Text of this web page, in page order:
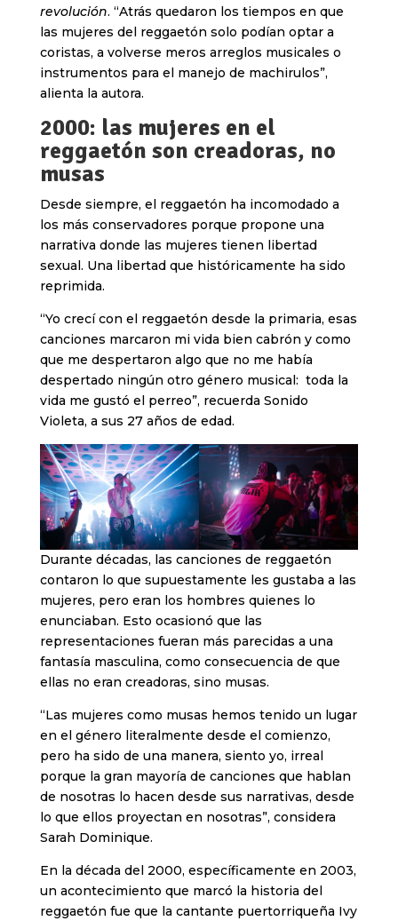
revolución. “Atrás quedaron los tiempos en que
las mujeres del reggaetón solo podían optar a
coristas, a volverse meros arreglos musicales o
instrumentos para el manejo de machirulos”,
alienta la autora.
2000: las mujeres en el
reggaetón son creadoras, no
musas
Desde siempre, el reggaetón ha incomodado a
los más conservadores porque propone una
narrativa donde las mujeres tienen libertad
sexual. Una libertad que históricamente ha sido
reprimida.
“Yo crecí con el reggaetón desde la primaria, esas
canciones marcaron mi vida bien cabrón y como
que me despertaron algo que no me había
despertado ningún otro género musical: toda la
vida me gustó el perreo”, recuerda Sonido
Violeta, a sus 27 años de edad.
Durante décadas, las canciones de reggaetón
contaron lo que supuestamente les gustaba a las
mujeres, pero eran los hombres quienes lo
enunciaban. Esto ocasionó que las
representaciones fueran más parecidas a una
fantasía masculina, como consecuencia de que
ellas no eran creadoras, sino musas.
“Las mujeres como musas hemos tenido un lugar
en el género literalmente desde el comienzo,
pero ha sido de una manera, siento yo, irreal
porque la gran mayoría de canciones que hablan
de nosotras lo hacen desde sus narrativas, desde
lo que ellos proyectan en nosotras”, considera
Sarah Dominique.
En la década del 2000, específicamente en 2003,
un acontecimiento que marcó la historia del
reggaetón fue que la cantante puertorriqueña Ivy